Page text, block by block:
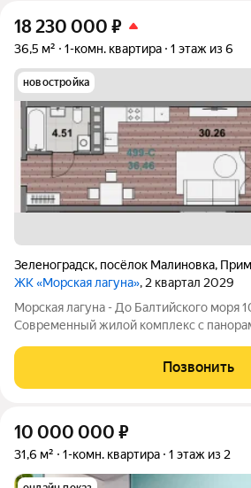
18 230 000 ₽
36,5 м² 1-комн. квартира 1 этаж из 6
новостройка
Зеленоградск, посёлок Малиновка,
ЖК «Морская лагуна», 2 квартал 2029
Морская лагуна - До Балтийского моря
Современный жилой комплекс с
для инвестиций и сдачи в аренду.
Позвонить
10 000 000 ₽
31,6 м² 1-комн. квартира 1 этаж из 2